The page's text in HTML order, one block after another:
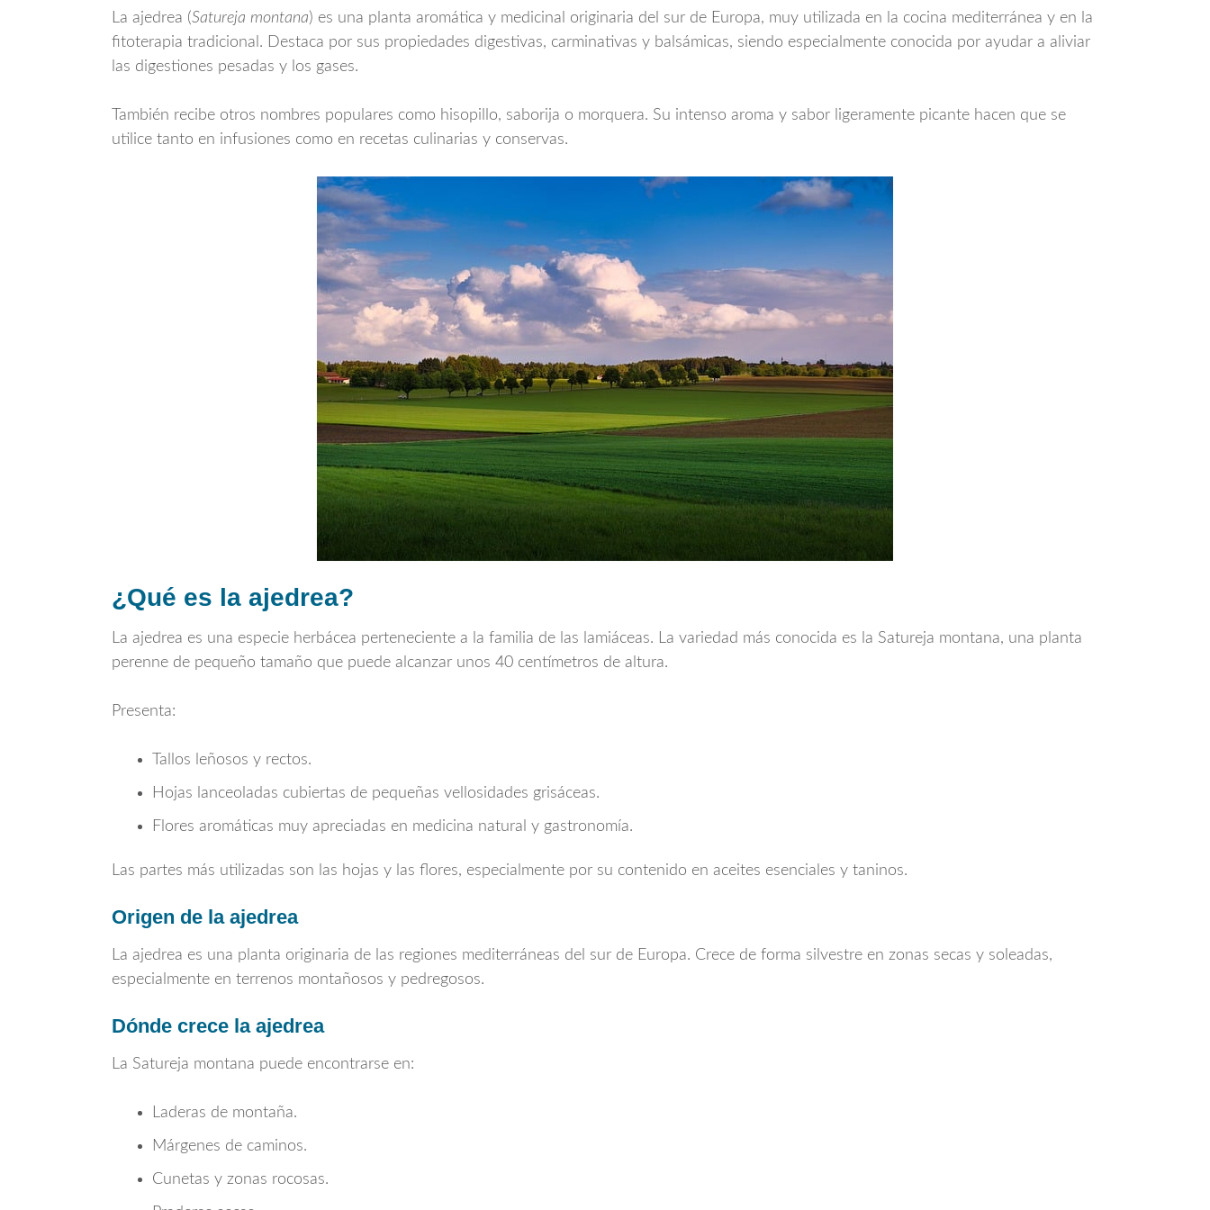
La ajedrea (Satureja montana) es una planta aromática y medicinal originaria del sur de Europa, muy utilizada en la cocina mediterránea y en la
fitoterapia tradicional. Destaca por sus propiedades digestivas, carminativas y balsámicas, siendo especialmente conocida por ayudar a aliviar
las digestiones pesadas y los gases.
También recibe otros nombres populares como hisopillo, saborija o morquera. Su intenso aroma y sabor ligeramente picante hacen que se
utilice tanto en infusiones como en recetas culinarias y conservas.
¿Qué es la ajedrea?
La ajedrea es una especie herbácea perteneciente a la familia de las lamiáceas. La variedad más conocida es la Satureja montana, una planta
perenne de pequeño tamaño que puede alcanzar unos 40 centímetros de altura.
Presenta:
Tallos leñosos y rectos.
Hojas lanceoladas cubiertas de pequeñas vellosidades grisáceas.
Flores aromáticas muy apreciadas en medicina natural y gastronomía.
Las partes más utilizadas son las hojas y las flores, especialmente por su contenido en aceites esenciales y taninos.
Origen de la ajedrea
La ajedrea es una planta originaria de las regiones mediterráneas del sur de Europa. Crece de forma silvestre en zonas secas y soleadas,
especialmente en terrenos montañosos y pedregosos.
Dónde crece la ajedrea
La Satureja montana puede encontrarse en:
Laderas de montaña.
Márgenes de caminos.
Cunetas y zonas rocosas.